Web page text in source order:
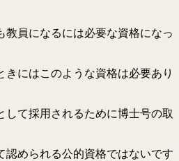
教員になるには必要な資格になっ
きにはこのような資格は必要あり
して採用されるために博士号の取
認められる公的資格ではないです